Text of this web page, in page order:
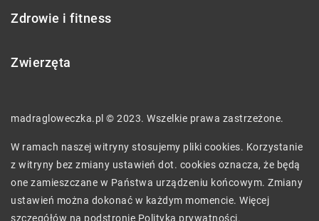
Zdrowie i fitness
Zwierzęta
madragloweczka.pl © 2023. Wszelkie prawa zastrzeżone.
W ramach naszej witryny stosujemy pliki cookies. Korzystanie
z witryny bez zmiany ustawień dot. cookies oznacza, że będą
one zamieszczane w Państwa urządzeniu końcowym. Zmiany
ustawień można dokonać w każdym momencie. Więcej
szczegółów na podstronie Polityka prywatności.